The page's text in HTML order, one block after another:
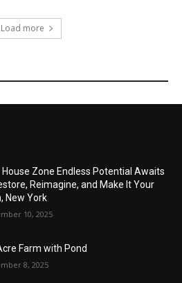
Load more
House Zone Endless Potential Awaits
Reimagine, and Make It Your
New York
10, 2025
Farm with Pond
8, 2025